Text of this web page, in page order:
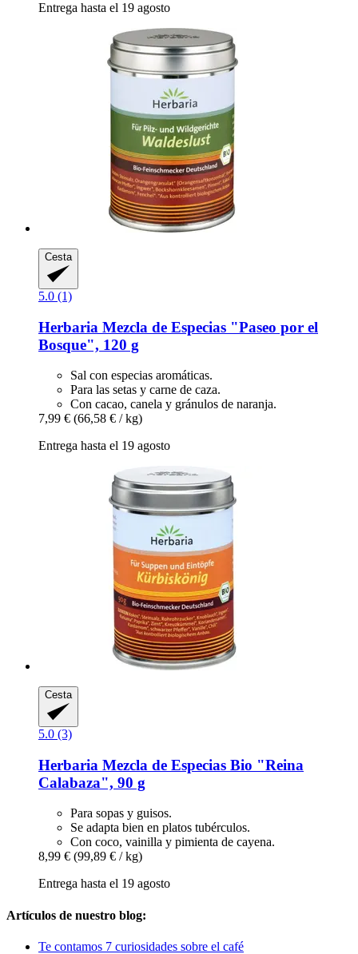
Entrega hasta el 19 agosto
Cesta
5.0 (1)
Herbaria Mezcla de Especias "Paseo por el
Bosque", 120 g
Sal con especias aromáticas.
Para las setas y carne de caza.
Con cacao, canela y gránulos de naranja.
7,99 € (66,58 € / kg)
Entrega hasta el 19 agosto
Cesta
5.0 (3)
Herbaria Mezcla de Especias Bio "Reina
Calabaza", 90 g
Para sopas y guisos.
Se adapta bien en platos tubérculos.
Con coco, vainilla y pimienta de cayena.
8,99 € (99,89 € / kg)
Entrega hasta el 19 agosto
Artículos de nuestro blog:
Te contamos 7 curiosidades sobre el café